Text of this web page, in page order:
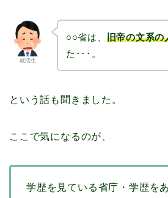
就活生
○○省は、 旧帝の文系の
た･･･。
という話も聞きました。
ここで気になるのが、
学歴を見ている省庁・学歴を